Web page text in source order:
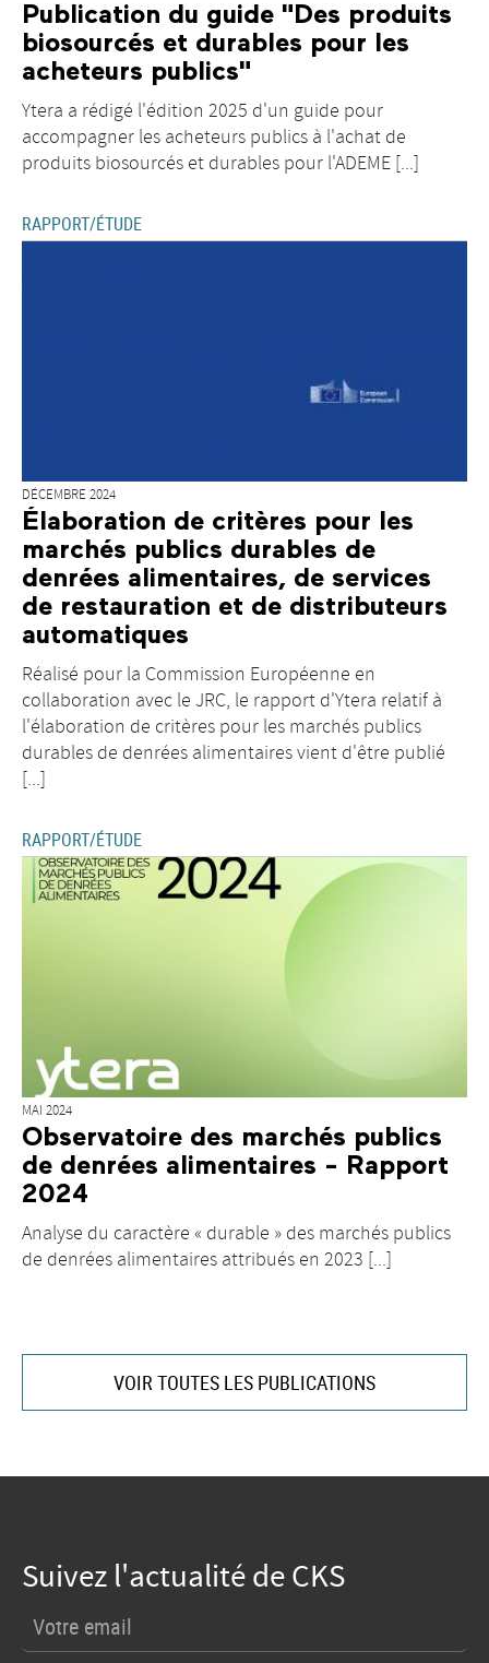
Publication du guide "Des produits
biosourcés et durables pour les
acheteurs publics"
Ytera a rédigé l'édition 2025 d'un guide pour
accompagner les acheteurs publics à l'achat de
produits biosourcés et durables pour l'ADEME [...]
RAPPORT/ÉTUDE
DÉCEMBRE 2024
Élaboration de critères pour les
marchés publics durables de
denrées alimentaires, de services
de restauration et de distributeurs
automatiques
Réalisé pour la Commission Européenne en
collaboration avec le JRC, le rapport d'Ytera relatif à
l'élaboration de critères pour les marchés publics
durables de denrées alimentaires vient d'être publié
[...]
RAPPORT/ÉTUDE
MAI 2024
Observatoire des marchés publics
de denrées alimentaires - Rapport
2024
Analyse du caractère « durable » des marchés publics
de denrées alimentaires attribués en 2023 [...]
VOIR TOUTES LES PUBLICATIONS
Suivez l'actualité de CKS